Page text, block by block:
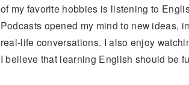
of my favorite hobbies is listening to
Podcasts opened my mind to new ideas,
real-life conversations. I also enjoy
I believe that learning English should be